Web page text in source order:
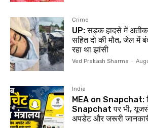
Crime
UP: सड़क हादसे में
सहित दो की मौत, जेल में
रहा था झांसी
Ved Prakash Sharma -
India
MEA on Snapchat:
Snapchat पर भी,
अपडेट और जरूरी